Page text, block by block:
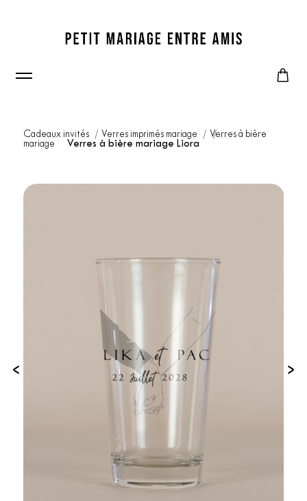
Cadeaux invités Verres imprimés mariage
Verres à bière
mariage
Verres à bière mariage Liora
‹ ›